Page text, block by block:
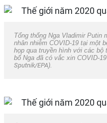
Tổng thống Nga Vladimir Putin
nhân nhiễm COVID-19 tại một
họp qua truyền hình với các bộ
bố Nga đã có vắc xin COVID-
Sputnik/EPA).